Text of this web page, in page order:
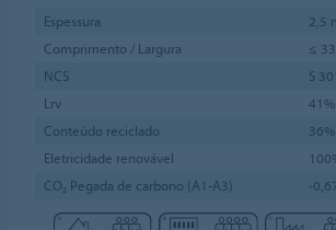
Espessura
2,5
Comprimento / Largura
≤
NCS
S
Lrv
41%
Conteúdo reciclado
36%
Eletricidade renovável
CO₂ Pegada de carbono (A1-A3)
-